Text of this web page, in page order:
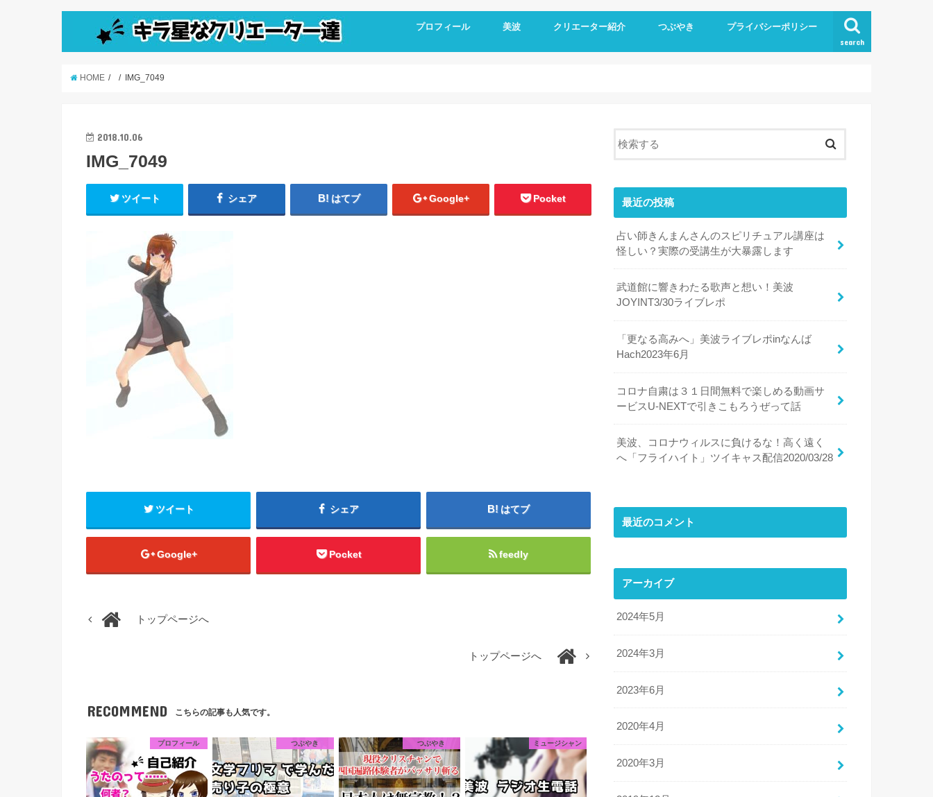
search
プロフィール 美波 クリエーター紹介 つぶやき プライバシーポリシー
HOME IMG_7049
2018.10.06
IMG_7049
ツイート シェア はてブ Google+ Pocket
ツイート シェア はてブ
Google+ Pocket feedly
トップページへ
トップページへ
RECOMMEND こちらの記事も人気です。
プロフィール つぶやき つぶやき ミュージシャン
最近の投稿
占い師きんまんさんのスピリチュアル講座は
怪しい？実際の受講生が大暴露します
武道館に響きわたる歌声と想い！美波
JOYINT3/30ライブレポ
「更なる高みへ」美波ライブレポinなんば
Hach2023年6月
コロナ自粛は３１日間無料で楽しめる動画サ
ービスU-NEXTで引きこもろうぜって話
美波、コロナウィルスに負けるな！高く遠く
へ「フライハイト」ツイキャス配信2020/03/28
最近のコメント
アーカイブ
2024年5月
2024年3月
2023年6月
2020年4月
2020年3月